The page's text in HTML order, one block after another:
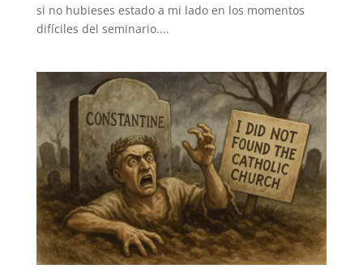
si no hubieses estado a mi lado en los momentos
difíciles del seminario....